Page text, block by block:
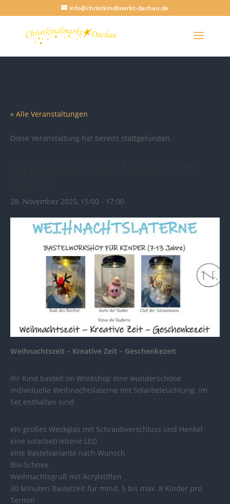
info@christkindlmarkt-dachau.de
« Alle Veranstaltungen
Diese Veranstaltung hat bereits stattgefunden.
28. November 2025, 15:00 - 17:00
Weihnachtszeit – Kreative Zeit – Geschenkezeit
Ihr Kind bastelt im Workshop eine wunderschöne
individuelle Weihnachtslaterne mit Solarbeleuchtung. Im
Set enthalten sind:
ein großes Weckglas mit Schraubverschluss und Henkel
eine solarbetriebene LED
eine Bastelvariante nach Wunsch
Bio-Schnee
Weihnachtsgruß mit Acrylstiften
30 Minuten Bastelzeit für mind. 5 bis max. 8 Kinder pro
Termin